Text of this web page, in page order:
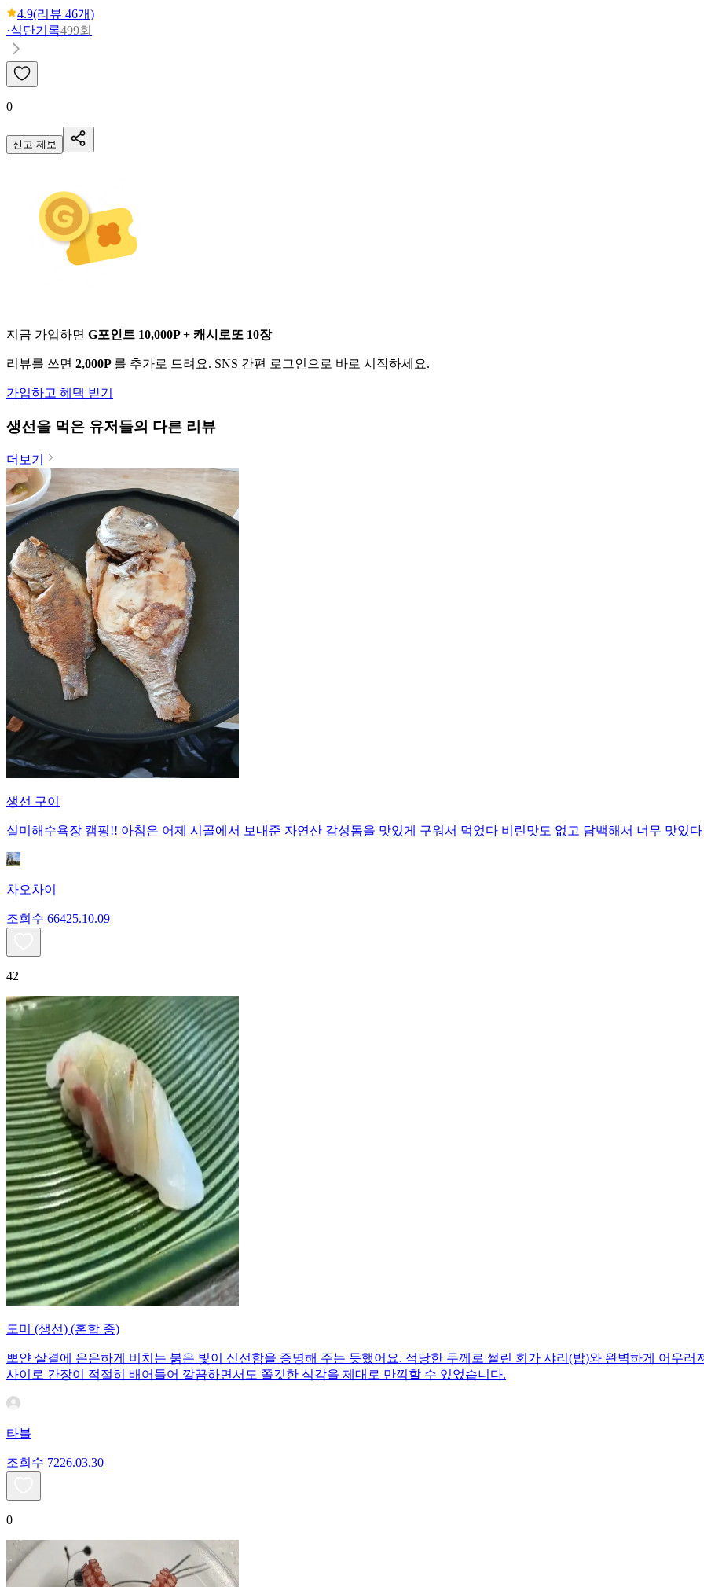
4.9(리뷰 46개)
·식단기록499회
0
신고·제보
지금 가입하면 G포인트 10,000P + 캐시로또 10장
리뷰를 쓰면 2,000P 를 추가로 드려요. SNS 간편 로그인으로 바로 시작하세요.
가입하고 혜택 받기
생선을 먹은 유저들의 다른 리뷰
더보기
생선 구이
실미해수욕장 캠핑!! 아침은 어제 시골에서 보내준 자연산 감성돔을 맛있게 구워서 먹었다 비린맛도 없고 담백해서 너무 맛있다
차오차이
조회수 66425.10.09
42
도미 (생선) (혼합 종)
뽀얀 살결에 은은하게 비치는 붉은 빛이 신선함을 증명해 주는 듯했어요. 적당한 두께로 썰린 회가 샤리(밥)와 완벽하게 어우
사이로 간장이 적절히 배어들어 깔끔하면서도 쫄깃한 식감을 제대로 만끽할 수 있었습니다.
타블
조회수 7226.03.30
0